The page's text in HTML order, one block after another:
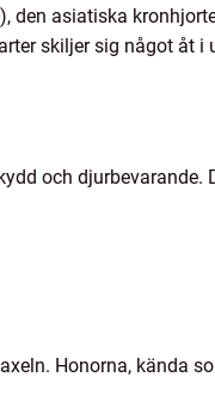
den asiatiska
skiljer sig något åt i
och djurbevarande.
Honorna, kända